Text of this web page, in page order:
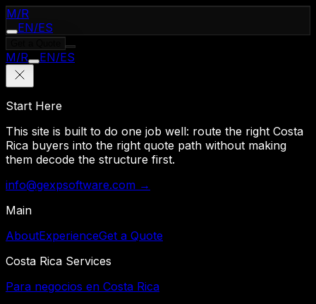
M/R
EN/ES
M/R EN/ES
Start Here
This site is built to do one job well: route the right Costa
Rica buyers into the right quote path without making
them decode the structure first.
info@gexpsoftware.com →
Main
AboutExperienceGet a Quote
Costa Rica Services
Para negocios en Costa Rica